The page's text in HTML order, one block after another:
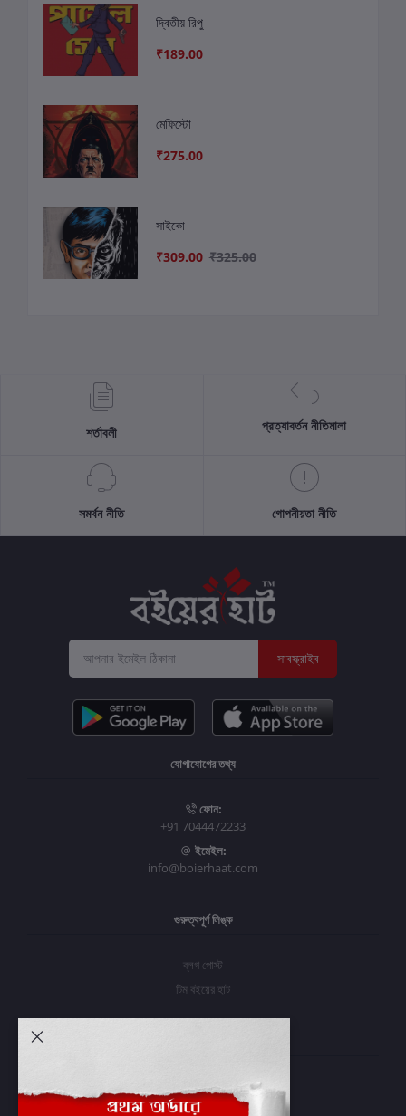
দ্বিতীয় রিপু
₹189.00
মেফিস্টো
₹275.00
সাইকো
₹309.00 ₹325.00
শর্তাবলী প্রত্যাবর্তন নীতিমালা
সমর্থন নীতি গোপনীয়তা নীতি
সাবস্ক্রাইব
যোগাযোগের তথ্য
ফোন:
+91 7044472233
ইমেইল:
info@boierhaat.com
গুরুত্বপূর্ণ লিঙ্ক
ব্লগ পোস্ট
টিম বইয়ের হাট
প্রবেশ করুন
অর্ডার ইতিহাস